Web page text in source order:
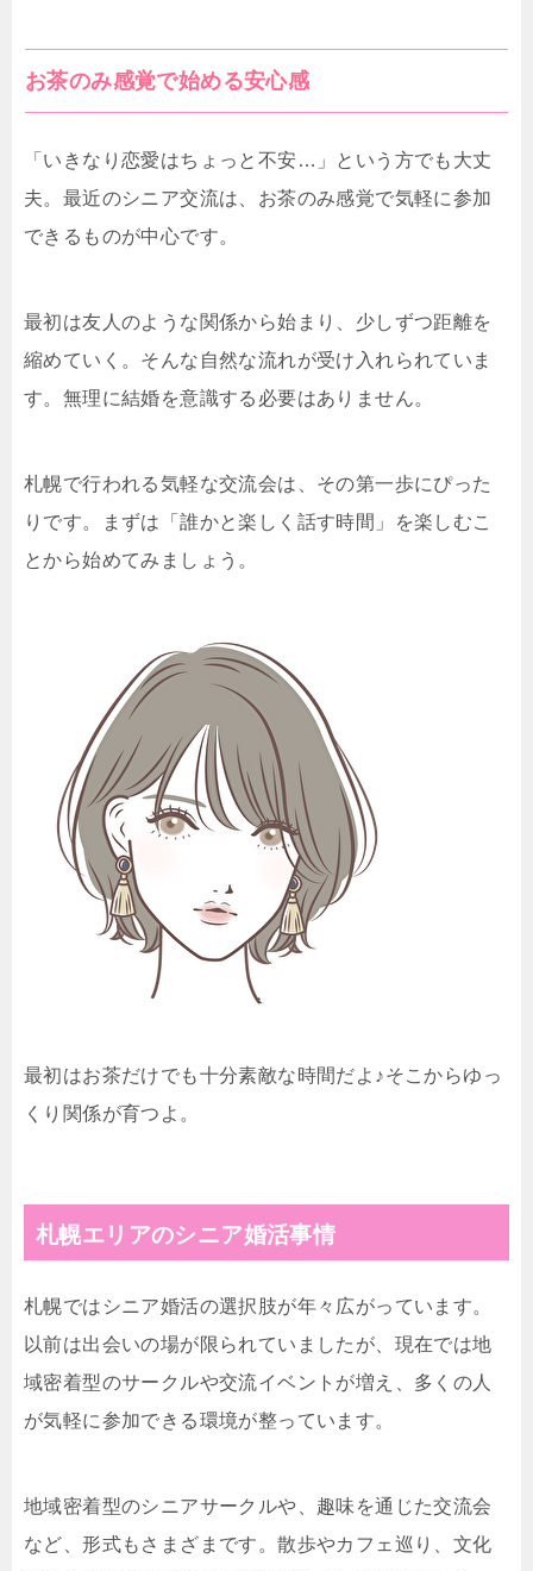
お茶のみ感覚で始める安心感
「いきなり恋愛はちょっと不安…」という方でも大丈
夫。最近のシニア交流は、お茶のみ感覚で気軽に参加
できるものが中心です。
最初は友人のような関係から始まり、少しずつ距離を
縮めていく。そんな自然な流れが受け入れられていま
す。無理に結婚を意識する必要はありません。
札幌で行われる気軽な交流会は、その第一歩にぴった
りです。まずは「誰かと楽しく話す時間」を楽しむこ
とから始めてみましょう。
最初はお茶だけでも十分素敵な時間だよ♪そこからゆっ
くり関係が育つよ。
札幌エリアのシニア婚活事情
札幌ではシニア婚活の選択肢が年々広がっています。
以前は出会いの場が限られていましたが、現在では地
域密着型のサークルや交流イベントが増え、多くの人
が気軽に参加できる環境が整っています。
地域密着型のシニアサークルや、趣味を通じた交流会
など、形式もさまざまです。散歩やカフェ巡り、文化